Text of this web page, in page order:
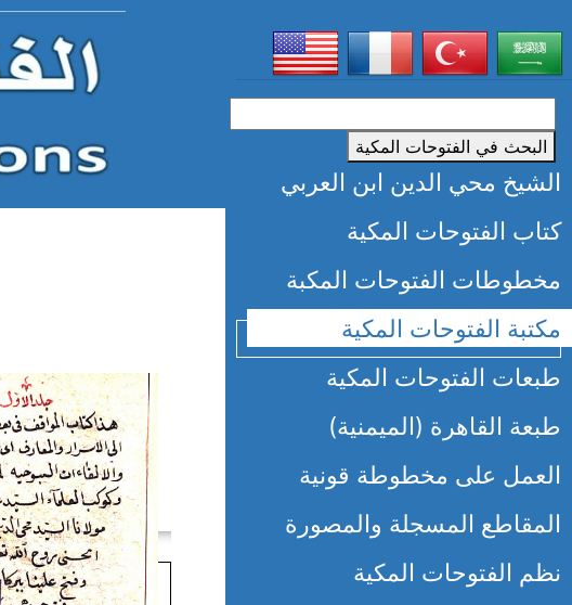
البحث في الفتوحات المكية
الشيخ محي الدين ابن العربي
كتاب الفتوحات المكية
مخطوطات الفتوحات المكبة
مكتبة الفتوحات المكية
طبعات الفتوحات المكية
طبعة القاهرة (الميمنية)
العمل على مخطوطة قونية
المقاطع المسجلة والمصورة
نظم الفتوحات المكية